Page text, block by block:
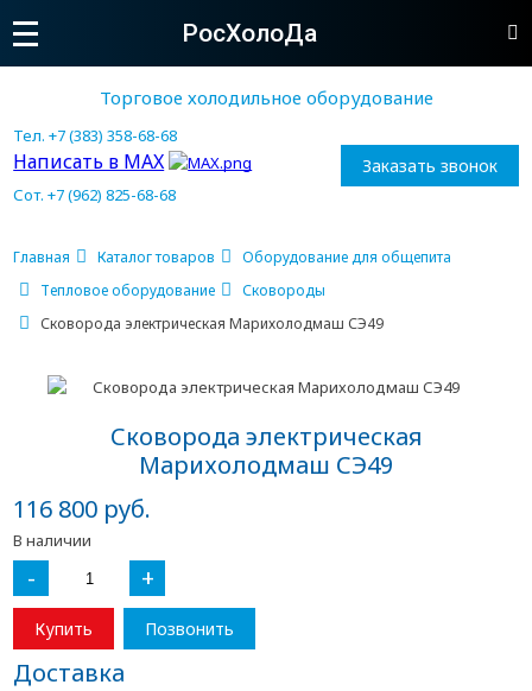
РосХолоДа
Торговое холодильное оборудование
Тел. +7 (383) 358-68-68
Написать в MAX
Сот. +7 (962) 825-68-68
Заказать звонок
Главная Каталог товаров
Оборудование для общепита
Тепловое оборудование
Сковороды
Сковорода электрическая Марихолодмаш СЭ49
Сковорода электрическая
Марихолодмаш СЭ49
116 800 руб.
В наличии
- +
Купить Позвонить
Доставка